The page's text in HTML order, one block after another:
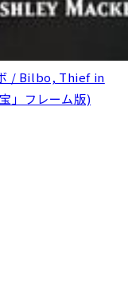
/ Bilbo, Thief in
」フレーム版)